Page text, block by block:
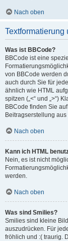
Nach oben
Textformatierung
Was ist BBCode?
BBCode ist eine
von BBCode werden
auch durch Sie für
ähnlich wie HTML
spitzen („<“ und „>“)
BBCode finden Sie
Beitragserstellung
Nach oben
Kann ich HTML
Nein, es ist nicht
werden.
Nach oben
Was sind Smilies?
Smilies sind kleine
auszudrücken. Für
fröhlich und :( traurig.